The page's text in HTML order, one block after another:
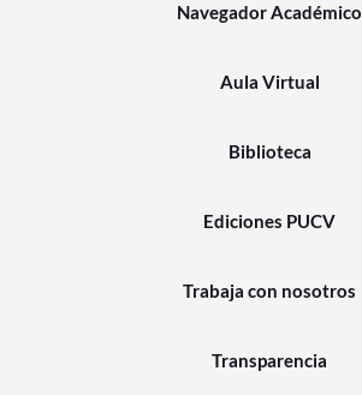
Navegador Académico
Aula Virtual
Biblioteca
Ediciones PUCV
Trabaja con nosotros
Transparencia